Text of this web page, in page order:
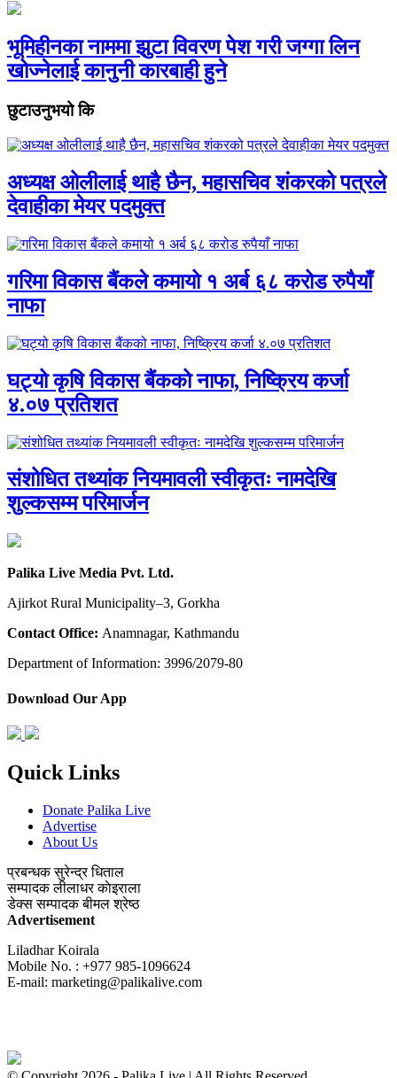
भूमिहीनका नाममा झुटा विवरण पेश गरी जग्गा लिन
खोज्नेलाई कानुनी कारबाही हुने
छुटाउनुभयो कि
अध्यक्ष ओलीलाई थाहै छैन, महासचिव शंकरको पत्रले
देवाहीका मेयर पदमुक्त
गरिमा विकास बैंकले कमायो १ अर्ब ६८ करोड रुपैयाँ
नाफा
घट्यो कृषि विकास बैंकको नाफा, निष्क्रिय कर्जा
४.०७ प्रतिशत
संशोधित तथ्यांक नियमावली स्वीकृतः नामदेखि
शुल्कसम्म परिमार्जन
Palika Live Media Pvt. Ltd.
Ajirkot Rural Municipality–3, Gorkha
Contact Office: Anamnagar, Kathmandu
Department of Information: 3996/2079-80
Download Our App
Quick Links
Donate Palika Live
Advertise
About Us
प्रबन्धकसुरेन्द्र धिताल
सम्पादकलीलाधर काेइराला
डेक्स सम्पादकबीमल श्रेष्ठ
Advertisement
Liladhar Koirala
Mobile No. : +977 985-1096624
E-mail: marketing@palikalive.com